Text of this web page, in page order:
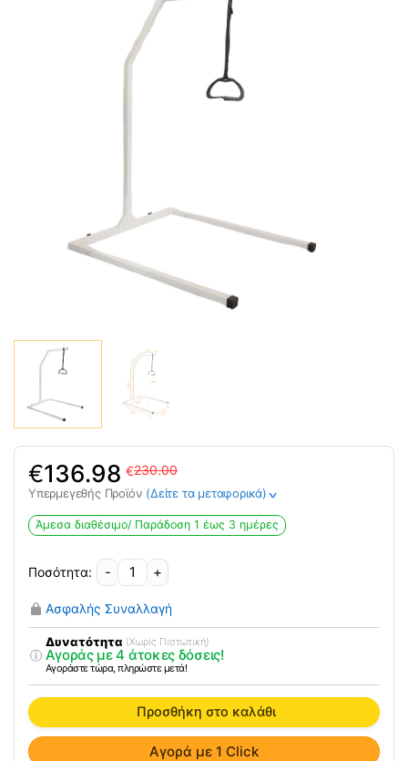
230.00
€
was:
230.00€.
136.98
€
τιμή
είναι:
Υπερμεγεθής Προϊόν (Δείτε τα μεταφορικά)>
Άμεσα διαθέσιμο/ Παράδoση 1 έως 3 ημέρες
-
Επιδαπέδιος
Αναρτήρας
Κρεβατιού
0808195
ποσότητα
+
Ασφαλής Συναλλαγή
Δυνατότητα (Χωρίς Πιστωτική)
Αγοράς με 4 άτοκες δόσεις!
Αγοράστε τώρα, πληρώστε μετά!
Προσθήκη στο καλάθι
Αγορά με 1 Click